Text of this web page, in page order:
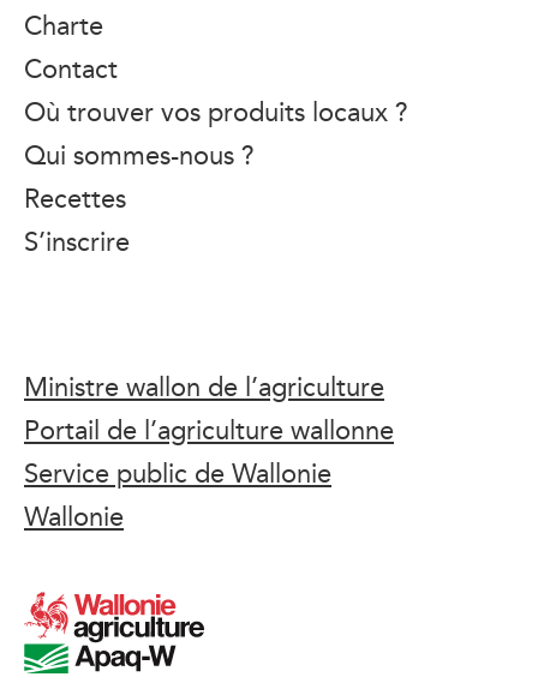
Charte
Contact
Où trouver vos produits locaux ?
Qui sommes-nous ?
Recettes
S’inscrire
Ministre wallon de l’agriculture
Portail de l’agriculture wallonne
Service public de Wallonie
Wallonie